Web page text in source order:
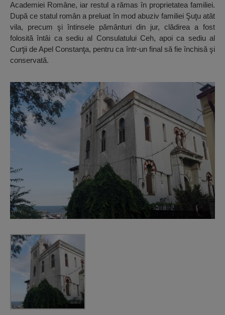
Academiei Române, iar restul a rămas în proprietatea familiei.
După ce statul român a preluat în mod abuziv familiei Şuţu atât
vila, precum şi întinsele pământuri din jur, clădirea a fost
folosită întâi ca sediu al Consulatului Ceh, apoi ca sediu al
Curţii de Apel Constanţa, pentru ca într-un final să fie închisă şi
conservată.